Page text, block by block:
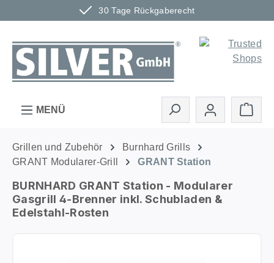
30 Tage Rückgaberecht
Zum Hauptinhalt springen
MENÜ
Grillen und Zubehör
Burnhard Grills
GRANT Modularer-Grill
GRANT Station
BURNHARD GRANT Station - Modularer
Gasgrill 4-Brenner inkl. Schubladen &
Edelstahl-Rosten